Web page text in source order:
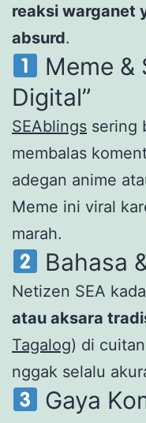
reaksi warganet
absurd.
Meme &
Digital”
SEAblings sering
membalas
adegan anime
Meme ini viral
marah.
Bahasa
Netizen SEA
atau aksara
Tagalog) di
nggak selalu
Gaya